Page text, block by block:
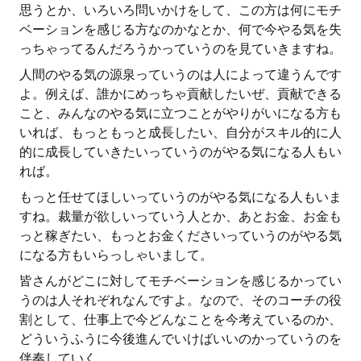
思うとか、いろいろ問いかけをして、この方は何にモチ
ベーションを感じる方なのかなとか、何で今やる気を失
っちゃってるんだろうかっていうのを見ていきますね。
人間のやる気の源泉っていうのは人によって違うんです
よ。例えば、誰かにめっちゃ貢献したいぜ、貢献できる
こと、みんなのやる気に立つことがやりがいになる方も
いれば、もっともっと成長したい、自分がスキル的に人
的に成長していきたいっていうのがやる気になる人もい
れば。
もっと任せてほしいっていうのがやる気になる人もいま
すね。裁量が欲しいっていう人とか、あとお金、お金も
っと稼ぎたい、もっとお金くださいっていうのがやる気
になる方もいらっしゃいまして。
皆さんがどこに対してモチベーションを感じるかってい
うのは人それぞれなんですよ。なので、そのコーチの役
割として、仕事上で今どんなことを今考えているのか、
どういうふうに今後進んでいけばいいのかっていうのを